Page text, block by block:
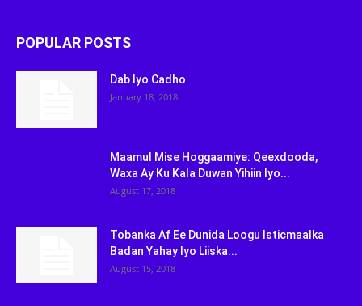
POPULAR POSTS
Dab Iyo Cadho
January 18, 2018
Maamul Mise Hoggaamiye: Qeexdooda,
Waxa Ay Ku Kala Duwan Yihiin Iyo...
August 17, 2018
Tobanka Af Ee Dunida Loogu Isticmaalka
Badan Yahay Iyo Liiska...
August 15, 2018